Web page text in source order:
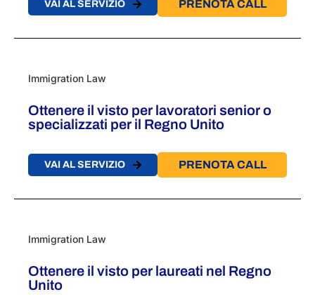
VAI AL SERVIZIO PRENOTA CALL
Immigration Law
Ottenere il visto per lavoratori senior o
specializzati per il Regno Unito
VAI AL SERVIZIO PRENOTA CALL
Immigration Law
Ottenere il visto per laureati nel Regno
Unito